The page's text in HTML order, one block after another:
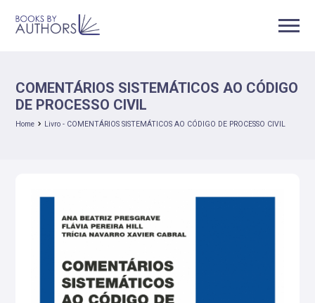
COMENTÁRIOS SISTEMÁTICOS AO CÓDIGO
DE PROCESSO CIVIL
Home Livro - COMENTÁRIOS SISTEMÁTICOS AO CÓDIGO DE PROCESSO CIVIL